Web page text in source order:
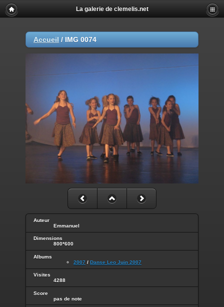
La galerie de clemelis.net
Accueil / IMG 0074
Auteur
Emmanuel
Dimensions
800*600
Albums
2007 / Danse Leo Juin 2007
Visites
4288
Score
pas de note